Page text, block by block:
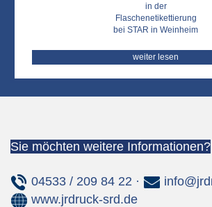
in der
Flaschenetikettierung
bei STAR in Weinheim
weiter lesen
Sie möchten weitere Informationen?
04533 / 209 84 22 ·
www.jrdruck-srd.de